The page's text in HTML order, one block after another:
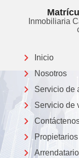
Inmobiliaria
Inicio
Nosotros
Servicio de
Servicio de
Propietarios